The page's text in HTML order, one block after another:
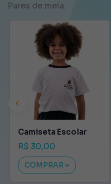
Pares de meia.
Previous
Camiseta Escolar
R$ 30,00
COMPRAR >